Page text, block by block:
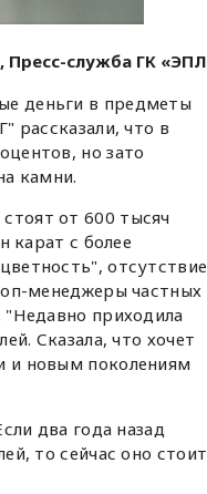
Пресс-служба ГК «ЭПЛ
деньги в предметы
рассказали, что в
но зато
камни.
от 600 тысяч
карат с более
отсутствие
менеджеры частных
приходила
Сказала, что хочет
и новым поколениям
два года назад
то сейчас оно стоит